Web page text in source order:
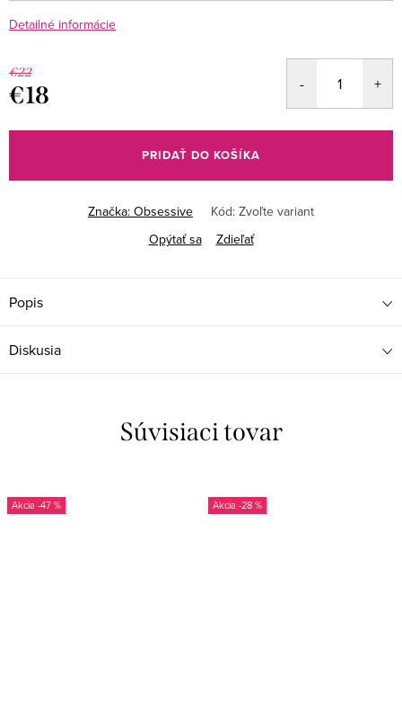
Detailné informácie
€22
€18
cena:
PRIDAŤ DO KOŠÍKA
Značka: Obsessive Kód: Zvoľte variant
Opýtať sa
Zdieľať
Popis
Diskusia
Súvisiaci tovar
-47 % -28 %